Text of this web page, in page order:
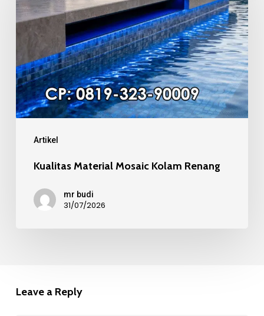
Artikel
Mosaic
Kolam
Renang
Kualitas Material Mosaic Kolam Renang
mr budi
31/07/2026
Leave a Reply